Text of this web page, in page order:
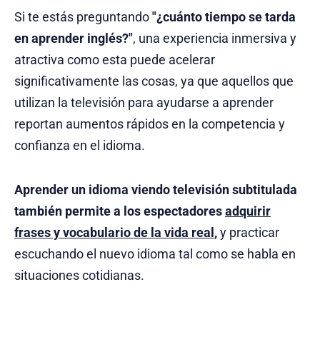
Si te estás preguntando"¿cuánto tiempo se tarda
en aprender inglés?", una experiencia inmersiva y
atractiva como esta puede acelerar
significativamente las cosas, ya que aquellos que
utilizan la televisión para ayudarse a aprender
reportan aumentos rápidos en la competencia y
confianza en el idioma.
Aprender un idioma viendo televisión subtitulada
también permite a los espectadoresadquirir
frases y vocabulario de la vida real ,y practicar
escuchando el nuevo idioma tal como se habla en
situaciones cotidianas.